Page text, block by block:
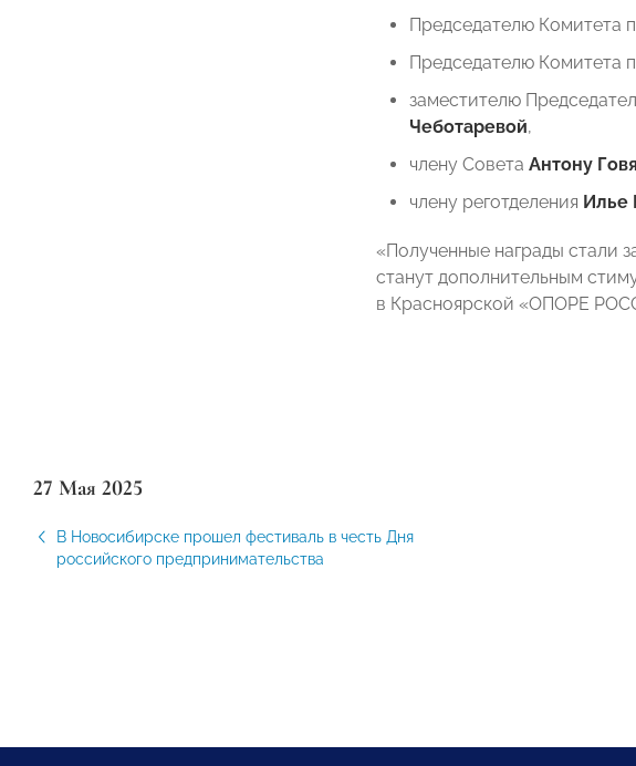
Председателю Комитета
Председателю Комитета
заместителю
Чеботаревой,
члену Совета Антону
члену реготделения Илье
«Полученные награды стали
станут дополнительным
в Красноярской «ОПОРЕ
27 Мая 2025
В Новосибирске прошел фестиваль в честь Дня
российского предпринимательства